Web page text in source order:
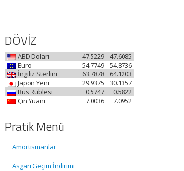
DÖVİZ
ABD Doları 47.6085
47.5229
Euro
54.8736
54.7749
İngiliz Sterlini
64.1203
63.7878
Japon Yeni
30.1357
29.9375
Rus Rublesi
0.5822
0.5747
Çin Yuanı
7.0952
7.0036
Pratik Menü
Amortismanlar
Asgari Geçim İndirimi